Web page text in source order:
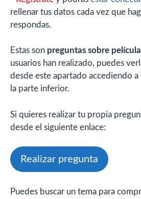
rellenar tus datos cada vez que
respondas.
Estas son preguntas sobre
usuarios han realizado, puedes
desde este apartado accediendo a
la parte inferior.
Si quieres realizar tu propia
desde el siguiente enlace:
Realizar pregunta
Puedes buscar un tema para